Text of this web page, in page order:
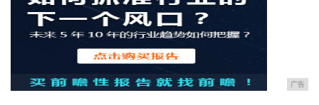
广告